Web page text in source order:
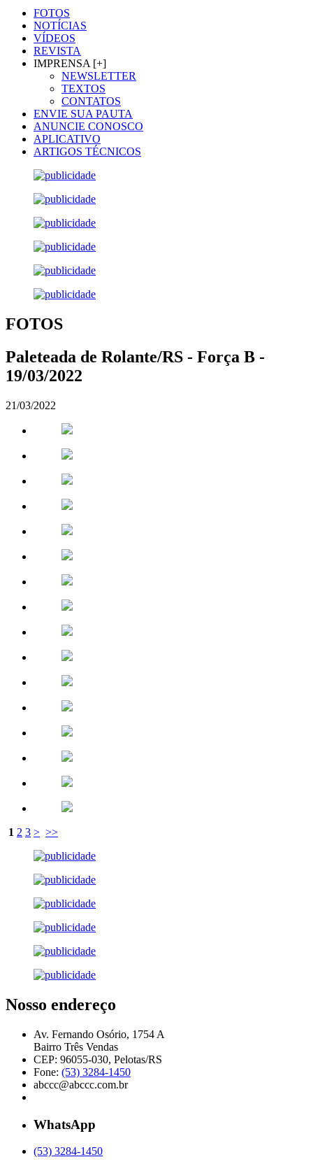
FOTOS
NOTÍCIAS
VÍDEOS
REVISTA
IMPRENSA [+]
NEWSLETTER
TEXTOS
CONTATOS
ENVIE SUA PAUTA
ANUNCIE CONOSCO
APLICATIVO
ARTIGOS TÉCNICOS
FOTOS
Paleteada de Rolante/RS - Força B -
19/03/2022
21/03/2022
1 2 3 > >>
Nosso endereço
Av. Fernando Osório, 1754 A
Bairro Três Vendas
CEP: 96055-030, Pelotas/RS
Fone: (53) 3284-1450
abccc@abccc.com.br
WhatsApp
(53) 3284-1450